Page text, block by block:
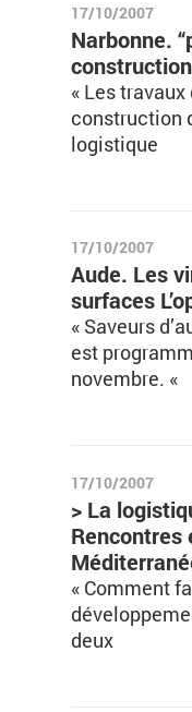
17/10/2007
Narbonne.
« Les
construction
logistique
17/10/2007
Aude. Les
surfaces
« Saveurs
est
novembre. «
17/10/2007
> La
Rencontres
« Comment
deux